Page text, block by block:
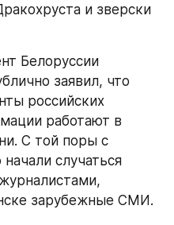
и зверски
Белоруссии
заявил, что
российских
работают в
С той поры с
случаться
зарубежные СМИ.